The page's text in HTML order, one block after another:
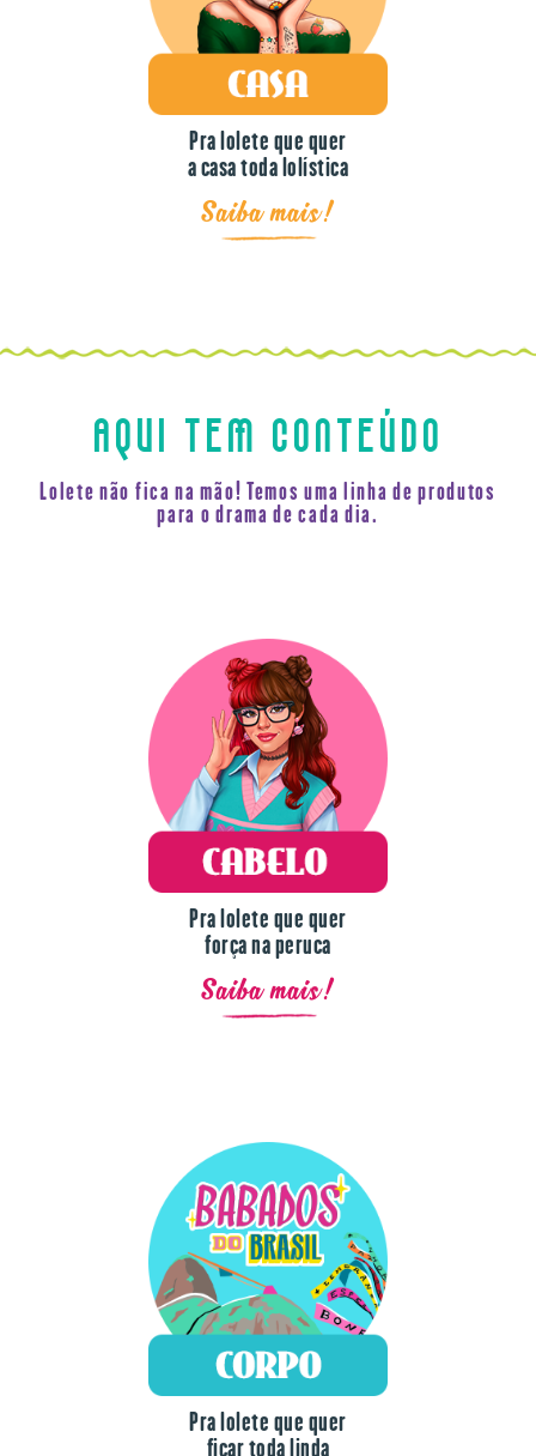
Pra lolete que quer
a casa toda lolística
AQUI TEM CONTEÚDO
Lolete não fica na mão! Temos uma linha de produtos
para o drama de cada dia.
Pra lolete que quer
força na peruca
Saiba mais!
Pra lolete que quer
ficar toda linda